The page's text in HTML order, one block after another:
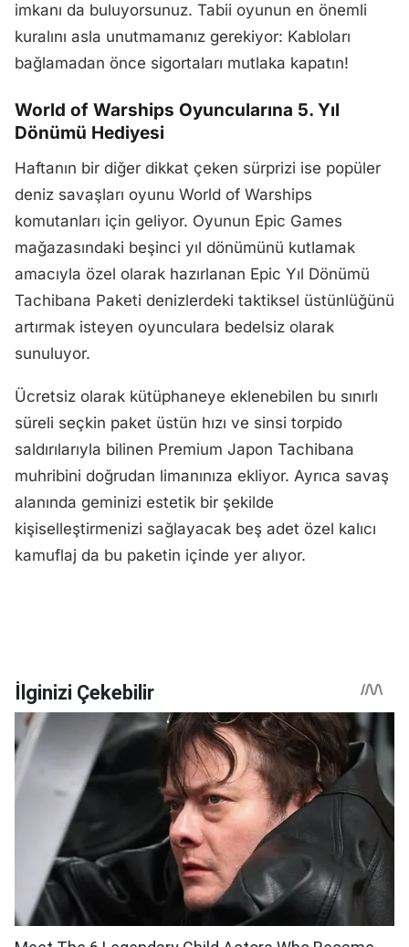
imkanı da buluyorsunuz. Tabii oyunun en önemli
kuralını asla unutmamanız gerekiyor: Kabloları
bağlamadan önce sigortaları mutlaka kapatın!
World of Warships Oyuncularına 5. Yıl
Dönümü Hediyesi
Haftanın bir diğer dikkat çeken sürprizi ise popüler
deniz savaşları oyunu World of Warships
komutanları için geliyor. Oyunun Epic Games
mağazasındaki beşinci yıl dönümünü kutlamak
amacıyla özel olarak hazırlanan Epic Yıl Dönümü
Tachibana Paketi denizlerdeki taktiksel üstünlüğünü
artırmak isteyen oyunculara bedelsiz olarak
sunuluyor.
Ücretsiz olarak kütüphaneye eklenebilen bu sınırlı
süreli seçkin paket üstün hızı ve sinsi torpido
saldırılarıyla bilinen Premium Japon Tachibana
muhribini doğrudan limanınıza ekliyor. Ayrıca savaş
alanında geminizi estetik bir şekilde
kişiselleştirmenizi sağlayacak beş adet özel kalıcı
kamuflaj da bu paketin içinde yer alıyor.